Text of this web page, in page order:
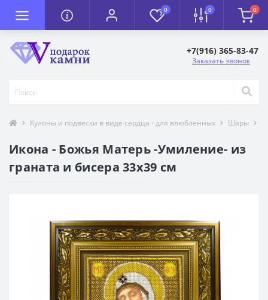
0 0 0
+7(916) 365-83-47
Заказать звонок
Кулоны и подвески в виде сердца - для влюбленных Шары
Икона - Божья Матерь -Умиление- из
граната и бисера 33х39 см